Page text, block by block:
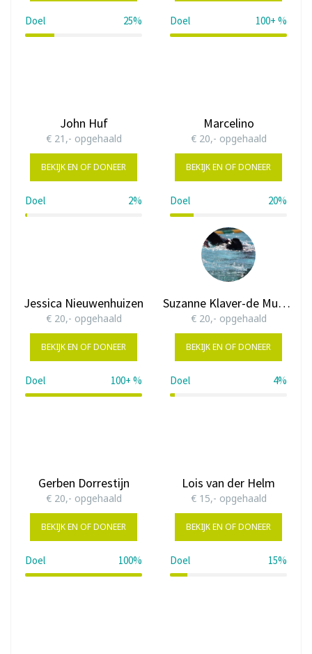
Doel 25%
25%
Doel 100+ %
John Huf
€ 21,- opgehaald
BEKIJK EN OF DONEER
Doel 2%
2%
Marcelino
€ 20,- opgehaald
BEKIJK EN OF DONEER
Doel 20%
20%
Jessica Nieuwenhuizen
€ 20,- opgehaald
BEKIJK EN OF DONEER
Doel 100+ %
200%
Suzanne Klaver-de Munnik
€ 20,- opgehaald
BEKIJK EN OF DONEER
Doel 4%
4%
Gerben Dorrestijn
€ 20,- opgehaald
BEKIJK EN OF DONEER
Doel 100%
100%
Lois van der Helm
€ 15,- opgehaald
BEKIJK EN OF DONEER
Doel 15%
15%